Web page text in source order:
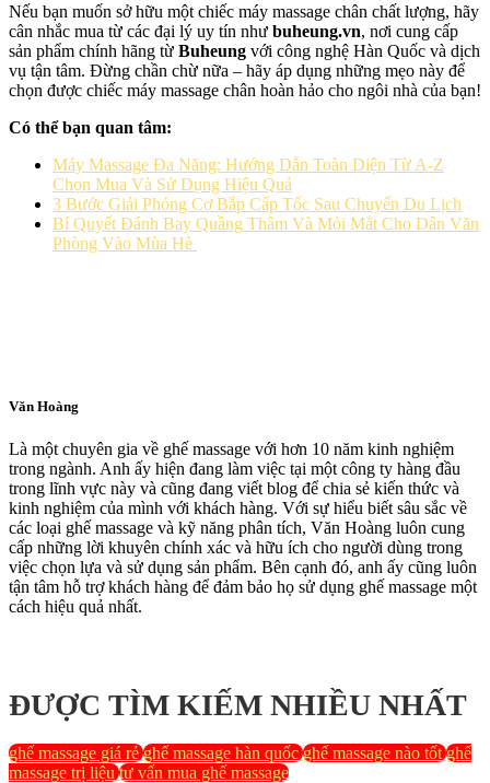
Nếu bạn muốn sở hữu một chiếc máy massage chân chất lượng, hãy
cân nhắc mua từ các đại lý uy tín như buheung.vn, nơi cung cấp
sản phẩm chính hãng từ Buheung với công nghệ Hàn Quốc và dịch
vụ tận tâm. Đừng chần chừ nữa – hãy áp dụng những mẹo này để
chọn được chiếc máy massage chân hoàn hảo cho ngôi nhà của bạn!
Có thể bạn quan tâm:
Máy Massage Đa Năng: Hướng Dẫn Toàn Diện Từ A-Z
Chọn Mua Và Sử Dụng Hiệu Quả
3 Bước Giải Phóng Cơ Bắp Cấp Tốc Sau Chuyến Du Lịch
Bí Quyết Đánh Bay Quầng Thâm Và Mỏi Mắt Cho Dân Văn
Phòng Vào Mùa Hè
Văn Hoàng
Là một chuyên gia về ghế massage với hơn 10 năm kinh nghiệm
trong ngành. Anh ấy hiện đang làm việc tại một công ty hàng đầu
trong lĩnh vực này và cũng đang viết blog để chia sẻ kiến thức và
kinh nghiệm của mình với khách hàng. Với sự hiểu biết sâu sắc về
các loại ghế massage và kỹ năng phân tích, Văn Hoàng luôn cung
cấp những lời khuyên chính xác và hữu ích cho người dùng trong
việc chọn lựa và sử dụng sản phẩm. Bên cạnh đó, anh ấy cũng luôn
tận tâm hỗ trợ khách hàng để đảm bảo họ sử dụng ghế massage một
cách hiệu quả nhất.
ĐƯỢC TÌM KIẾM NHIỀU NHẤT
ghế massage giá rẻ ghế massage hàn quốc ghế massage nào tốt ghế
massage trị liệu tư vấn mua ghế massage